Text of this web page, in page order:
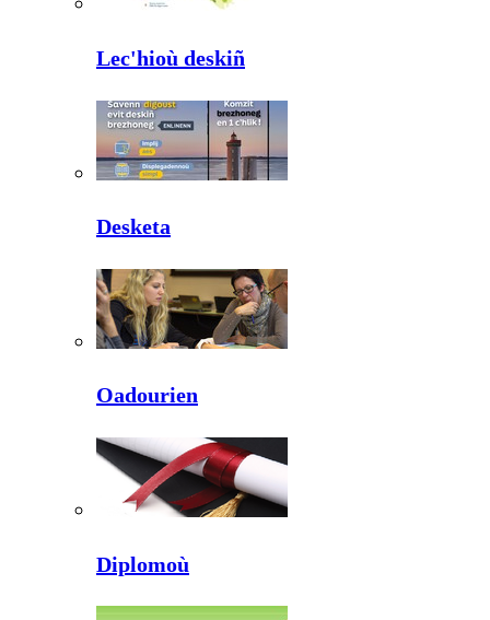
Lec'hioù deskiñ
Desketa
Oadourien
Diplomoù